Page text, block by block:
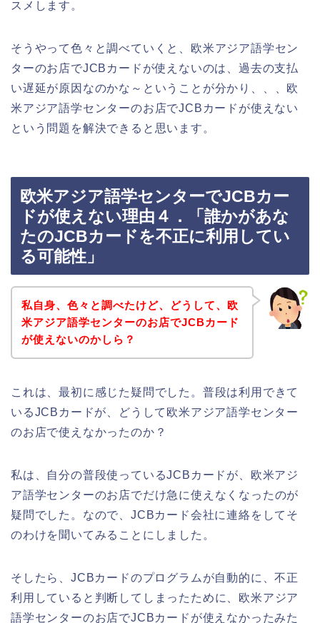
スメします。
そうやって色々と調べていくと、欧米アジア語学セン
ターのお店でJCBカードが使えないのは、過去の支払
い遅延が原因なのかな～ということが分かり、、、欧
米アジア語学センターのお店でJCBカードが使えない
という問題を解決できると思います。
欧米アジア語学センターでJCBカー
ドが使えない理由４．「誰かがあな
たのJCBカードを不正に利用してい
る可能性」
私自身、色々と調べたけど、どうして、欧
米アジア語学センターのお店でJCBカード
が使えないのかしら？
これは、最初に感じた疑問でした。普段は利用できて
いるJCBカードが、どうして欧米アジア語学センター
のお店で使えなかったのか？
私は、自分の普段使っているJCBカードが、欧米アジ
ア語学センターのお店でだけ急に使えなくなったのが
疑問でした。なので、JCBカード会社に連絡をしてそ
のわけを聞いてみることにしました。
そしたら、JCBカードのプログラムが自動的に、不正
利用していると判断してしまったために、欧米アジア
語学センターのお店でJCBカードが使えなかったみた